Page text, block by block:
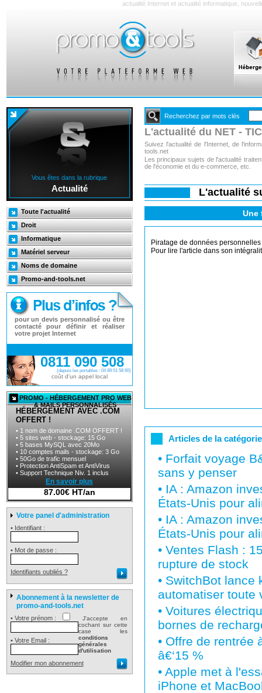
actualité Internet et actualité informatique,
Vous êtes dans la rubrique
Actualité
Recherchez par mots clés
L'actualité du NET -
Suivez l'actualité de l'Internet, de
tools.net
Les principaux sujets de l'actualité
de l'économie et du e-commerce, etc.
L'actualité
Toute l'actualité
Droit
Informatique
Matériel serveur
Noms de domaine
Promo-and-tools.net
pour un devis personnalisé ou être
contacté pour définir et réaliser
votre projet Internet
0811 090 508
(depuis les portables : 04 89 01 58 60)
coût d'un appel local
PROMO - HÉBERGEMENT PRO WEB
& MAILS PERSONNALISÉS
HÉBERGEMENT AVEC .COM
OFFERT !
• 1 nom de domaine .COM OFFERT !
• 5 sites web - stockage: 15 Go
• 5 bases MySQL avec 20Mo
• 10 comptes mails - stockage: 3 Go
• 50Go de trafic mensuel
• Protection AntiSpam et AntiVirus
• Support Technique Niv. 1 inclus
En savoir plus
87.00€ HT/an
Votre panel d'administration
• Identifiant :
• Mot de passe :
Identifiants oubliés ?
Abonnement à la newsletter de
promo-and-tools.net
• Votre prénom :
• Votre Email :
J'accepte en
cochant sur cette
case les
conditions
générales
d'utilisation
Modifier mon abonnement
Une
Piratage de données
Pour lire l'article dans son
Articles de la
• Forfait voyage
sans y penser
• IA : Amazon
États-Unis pour
• IA : Amazon
États-Unis pour
• Ventes Flash :
rupture de stock
• SwitchBot lance
automatiser toute
• Voitures
bornes de
• Offre de rentrée
â€‘15 %
• Apple met à
iPhone et